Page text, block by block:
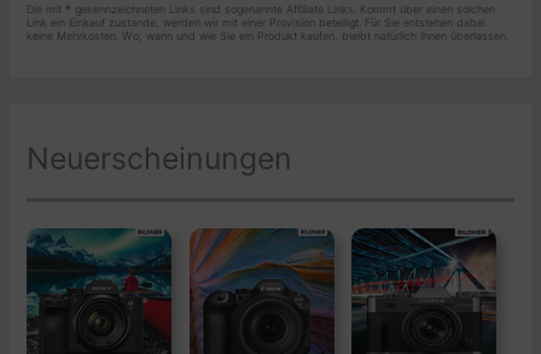
Die mit * gekennzeichneten Links sind sogenannte Affiliate Links. Kommt über einen solchen
Link ein Einkauf zustande, werden wir mit einer Provision beteiligt. Für Sie entstehen dabei
keine Mehrkosten. Wo, wann und wie Sie ein Produkt kaufen, bleibt natürlich Ihnen überlassen.
Neuerscheinungen